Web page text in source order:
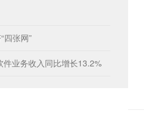
四张网”
件业务收入同比增长13.2%